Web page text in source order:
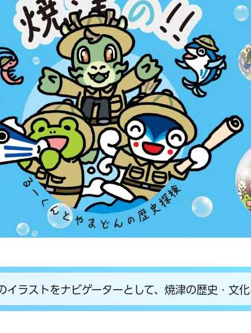
ラストをナビゲーターとして、焼津の歴史・文化